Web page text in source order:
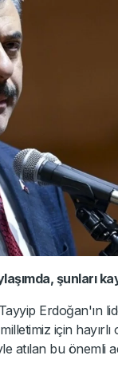
şunları
Erdoğan'ın
için hayırlı
bu önemli